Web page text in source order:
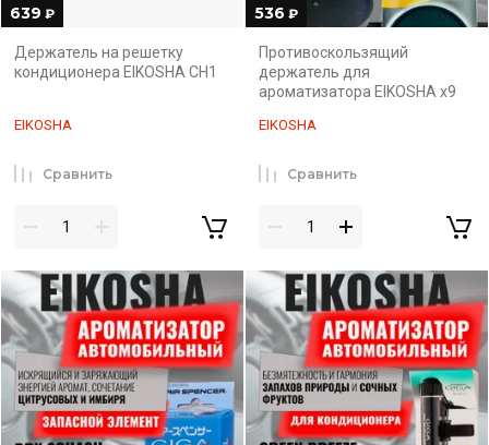
639 ₽
Держатель на решетку
кондиционера EIKOSHA CH1
EIKOSHA
Сравнить
536 ₽
Противоскользящий
держатель для
ароматизатора EIKOSHA x9
EIKOSHA
Сравнить